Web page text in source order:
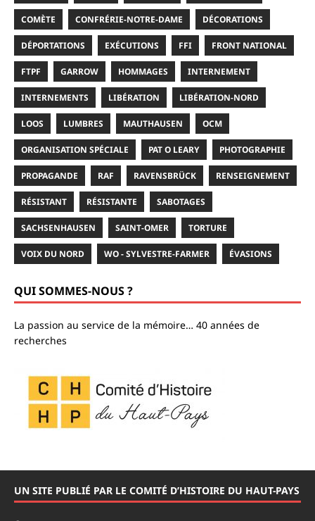
COMÈTE CONFRÉRIE-NOTRE-DAME DÉCORATIONS
DÉPORTATIONS EXÉCUTIONS FFI FRONT NATIONAL
FTPF GARROW HOMMAGES INTERNEMENT
INTERNEMENTS LIBÉRATION LIBÉRATION-NORD
LOOS LUMBRES MAUTHAUSEN OCM
ORGANISATION SPÉCIALE PAT O LEARY PHOTOGRAPHIE
PROPAGANDE RAF RAVENSBRÜCK RENSEIGNEMENT
RÉSISTANT RÉSISTANTE SABOTAGES
SACHSENHAUSEN SAINT-OMER TORTURE
VOIX DU NORD WO - SYLVESTRE-FARMER ÉVASIONS
QUI SOMMES-NOUS ?
La passion au service de la mémoire… 40 années de
recherches
UN SITE PUBLIÉ PAR LE COMITÉ D’HISTOIRE DU HAUT-PAYS